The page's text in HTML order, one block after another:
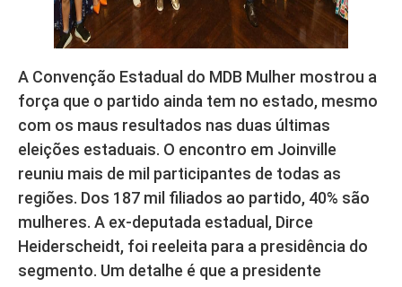
A Convenção Estadual do MDB Mulher mostrou a
força que o partido ainda tem no estado, mesmo
com os maus resultados nas duas últimas
eleições estaduais. O encontro em Joinville
reuniu mais de mil participantes de todas as
regiões. Dos 187 mil filiados ao partido, 40% são
mulheres. A ex-deputada estadual, Dirce
Heiderscheidt, foi reeleita para a presidência do
segmento. Um detalhe é que a presidente